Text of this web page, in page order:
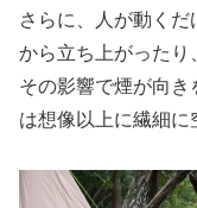
さらに、人が動く
から立ち上がったり
その影響で煙が向
は想像以上に繊細に